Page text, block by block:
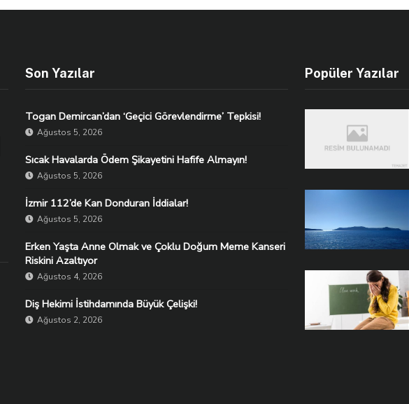
Son Yazılar
Togan Demircan’dan ‘Geçici Görevlendirme’ Tepkisi!
Ağustos 5, 2026
Sıcak Havalarda Ödem Şikayetini Hafife Almayın!
Ağustos 5, 2026
İzmir 112’de Kan Donduran İddialar!
Ağustos 5, 2026
Erken Yaşta Anne Olmak ve Çoklu Doğum Meme Kanseri
Riskini Azaltıyor
Ağustos 4, 2026
Diş Hekimi İstihdamında Büyük Çelişki!
Ağustos 2, 2026
Popüler Yazılar